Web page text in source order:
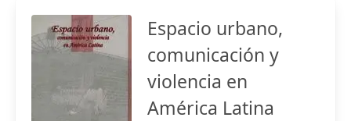
Espacio urbano,
comunicación y
violencia en
América Latina